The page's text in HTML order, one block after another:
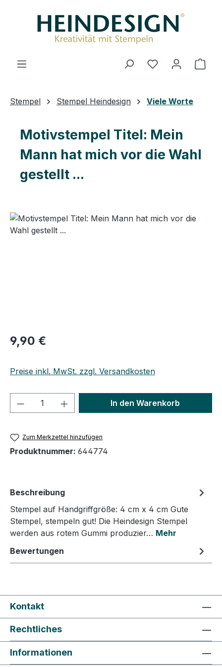
Stempel Stempel Heindesign Viele Worte
Motivstempel Titel: Mein
Mann hat mich vor die Wahl
gestellt ...
Bildergalerie überspringen
9,90 €
Preise inkl. MwSt. zzgl. Versandkosten
Produkt Anzahl: Gib denIn den Warenkorb
Zum Merkzettel hinzufügen
Produktnummer: 644774
Beschreibung
Stempel auf Handgriffgröße: 4 cm x 4 cm Gute
Stempel, stempeln gut! Die Heindesign Stempel
werden aus rotem Gummi produzier… Mehr
Bewertungen
Kontakt
Rechtliches
Informationen